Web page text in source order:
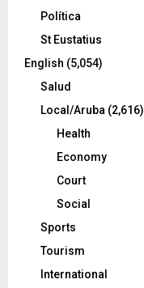
Política
St Eustatius
English (5,054)
Salud
Local/Aruba (2,616)
Health
Economy
Court
Social
Sports
Tourism
International